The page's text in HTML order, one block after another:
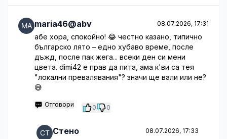
maria46@abv 08.07.2026, 17:31
абе хора, спокойно! 😂 честно казано, типично
българско лято – едно хубаво време, после
дъжд, после пак жега... всеки ден си мени
цвета. dimi42 е прав да пита, ама к'ви са тея
"локални превалявания"? значи ще вали или не?
😅
Отговори 0 0
Стено 08.07.2026, 17:33